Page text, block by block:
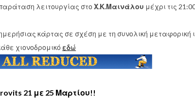
λειτουργίας στοΧ.Κ.Μαινάλου μέχρι τις
κάρτας σε σχέση με τη συνολική μεταφορική
χιονοδρομικό εδώ
21 με 25 Μαρτίου!!